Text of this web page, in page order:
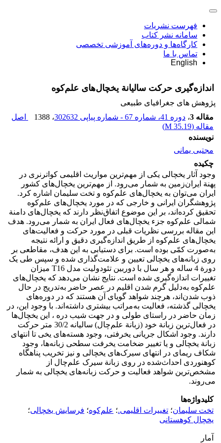
فهرست نشریات
سامانه نشر کتاب
کارگاه‌ها و دوره‌های آموزشی تخصصی
تماس با ما
English
اندازه‌گیری حرکت سالیانة یخچال‌های علم‌کوه
پژوهش های جغرافیای طبیعی
مقاله 3
، دوره 41، شماره 67 - شماره پیاپی 302632 ، 1388
اصل
مقاله (35.19 M
)
نویسنده
مجتبی یمانی
چکیده
وجود آثار یخچالی یکی از مهم‌ترین مواریث اقلیمی کواترنری در
پهنة ایران‌زمین به شمار می‌رود. از مهم‌ترین یخچال‌های کشور
ایران می‌توان به یخچال‌های علم‌کوه و تخت سلیمان اشاره کرد.
پژوهشگران ایرانی و خارجی که در مورد یخچال‌های علم‌کوه
تحقیق کرده‌اند، بر این موضوع اتفاق‌نظر دارند که یخچال‌های دامنة
شمالی علم‌کوه جزء یخچال‌های فعال ایران به شمار می‌رود. هدف
این مقاله بررسی نظریات قبلی در مورد حرکت و فعالیت‌های
یخچال‌های علم‌کوه از طریق اندازه‌گیری دقیق و ارائه نتیجه
به‌صورت کمّی بوده است. برای دستیابی به این هدف، مقاطعی بر
روی زبانه‌های یخچالی تعیین و علامت‌گذاری شده و سپس طی یک
دورة 4 ساله و هر سال با دوربین تئودولیت مدل T16 میزان
تغییرات اندازه‌گیری شده است. نتایج نشان می‌دهد که یخچال‌های
علم‌کوه به‌دلیل گرم شدن اقلیم در عصر حاضر به‌تدریج در حال
ذوب شدن‌اند، هرچند شواهد گویای آن هستند که در دوره‌های
یخچالی گذشته، فعالیت به‌مراتب بیشتری داشته‌اند. با وجود این، در
زمان حاضر در راستای طولی و در جهت شیب دره ، این یخچال‌ها
در فعال‌ترین زبانة خود (زبانة علم‌چال) سالیانه 30/2 متر حرکت
دارند. وجود اشکال جریانی یخرفتی، وجود هسته‌های یخی تا انتهای
زبانة یخچالی و یا تغییر ضخامت یخرفت سطحی زبانه‌ها، وجود
شکاف ریمای در انتهای سیرک‌های یخچالی و نیز تخریب پناهگاه
کوهنوردی احداث‌شده در روی زبانة سیرک علم‌چال از
مشخص‌ترین شواهد فعالیت و حرکت زبانه‌های یخچالی به شمار
می‌روند.
کلیدواژه‌ها
تخت سلیمان؛ تغییرات اقلیمی.؛ علم‌کوه؛ فرسایش یخچالی؛
یخچال کوهستانی
آمار